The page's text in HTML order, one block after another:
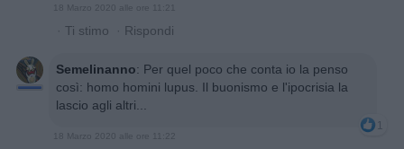
18 Marzo 2020 alle ore 11:21
· Ti stimo · Rispondi
Semelinanno: Per quel poco che conta io la penso
così: homo homini lupus. Il buonismo e l'ipocrisia la
lascio agli altri...
1
18 Marzo 2020 alle ore 11:22